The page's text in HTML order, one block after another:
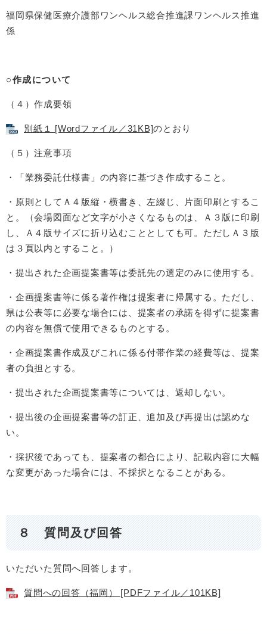
福岡県保健医療介護部ワンヘルス総合推進課ワンヘルス推進
係
○作成について
（４）作成要領
別紙１ [Wordファイル／31KB]のとおり
（５）注意事項
・「業務委託仕様書」の内容に基づき作成すること。
・原則としてＡ４版縦・横書き、左綴じ、片面印刷とするこ
と。（会場図面など文字が小さくなるものは、Ａ３版に印刷
し、Ａ４版サイズに折り込むこととしても可。ただしＡ３版
は３頁以内とすること。）
・提出された企画提案書等は委託先の選定のみに使用する。
・企画提案書等に係る著作権は提案者に帰属する。ただし、
県は公表等に必要な場合には、提案者の承諾を得ずに提案書
の内容を無償で使用できるものとする。
・企画提案書作成及びこれに係る付帯作業の経費等は、提案
者の負担とする。
・提出された企画提案書等については、返却しない。
・提出後の企画提案書等の訂正、追加及び再提出は認めな
い。
・採択後であっても、提案者の都合により、記載内容に大幅
な変更があった場合には、不採択となることがある。
８ 質問及び回答
いただいた質問へ回答します。
質問への回答（福岡） [PDFファイル／101KB]